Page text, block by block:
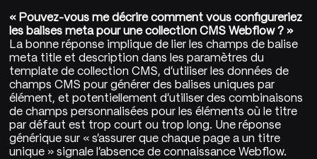
« Pouvez-vous me décrire comment vous configureriez
les balises meta pour une collection CMS Webflow ? »
La bonne réponse implique de lier les champs de balise
meta title et description dans les paramètres du
template de collection CMS, d'utiliser les données de
champs CMS pour générer des balises uniques par
élément, et potentiellement d'utiliser des combinaisons
de champs personnalisées pour les éléments où le titre
par défaut est trop court ou trop long. Une réponse
générique sur « s'assurer que chaque page a un titre
unique » signale l'absence de connaissance Webflow.